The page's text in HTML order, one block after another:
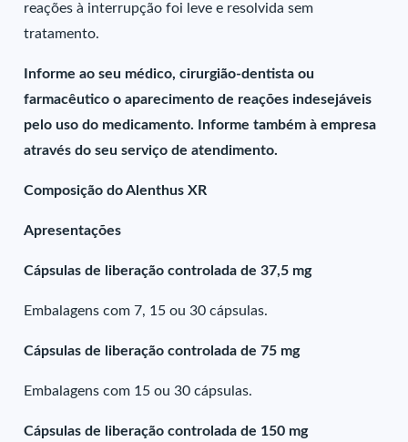
reações à interrupção foi leve e resolvida sem
tratamento.
Informe ao seu médico, cirurgião-dentista ou
farmacêutico o aparecimento de reações indesejáveis
pelo uso do medicamento. Informe também à empresa
através do seu serviço de atendimento.
Composição do Alenthus XR
Apresentações
Cápsulas de liberação controlada de 37,5 mg
Embalagens com 7, 15 ou 30 cápsulas.
Cápsulas de liberação controlada de 75 mg
Embalagens com 15 ou 30 cápsulas.
Cápsulas de liberação controlada de 150 mg